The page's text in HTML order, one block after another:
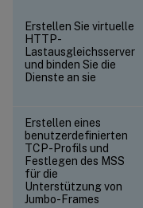
Erstellen Sie virtuelle
HTTP-
Lastausgleichsserver
und binden Sie die
Dienste an sie
Erstellen eines
benutzerdefinierten
TCP-Profils und
Festlegen des MSS
für die
Unterstützung von
Jumbo-Frames